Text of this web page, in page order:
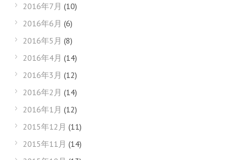
2016年7月 (10)
2016年6月 (6)
2016年5月 (8)
2016年4月 (14)
2016年3月 (12)
2016年2月 (14)
2016年1月 (12)
2015年12月 (11)
2015年11月 (14)